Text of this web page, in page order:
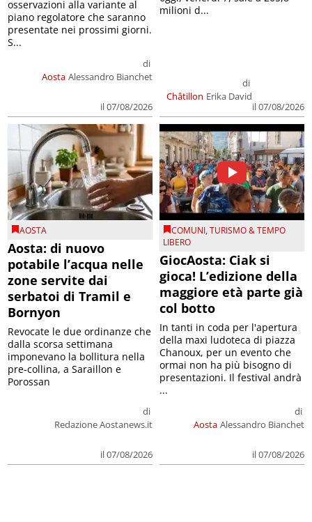
Aosta
di
Alessandro Bianchet
il 07/08/2026
osservazioni alla variante al
piano regolatore che saranno
presentate nei prossimi giorni.
S...
Châtillon
di
Erika David
il 07/08/2026
milioni d...
AOSTA
Aosta: di nuovo
potabile l’acqua nelle
zone servite dai
serbatoi di Tramil e
Bornyon
di
Redazione Aostanews.it
il 07/08/2026
Revocate le due ordinanze che
dalla scorsa settimana
imponevano la bollitura nella
pre-collina, a Saraillon e
Porossan
COMUNI,TURISMO & TEMPO
LIBERO
GiocAosta: Ciak si
gioca! L’edizione della
maggiore età parte già
col botto
Aosta
di
Alessandro Bianchet
il 07/08/2026
In tanti in coda per l'apertura
della maxi ludoteca di piazza
Chanoux, per un evento che
ormai non ha più bisogno di
presentazioni. Il festival andrà
...